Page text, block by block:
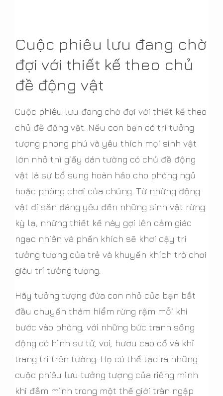
Cuộc phiêu lưu đang chờ
đợi với thiết kế theo chủ
đề động vật
Cuộc phiêu lưu đang chờ đợi với thiết kế theo
chủ đề động vật. Nếu con bạn có trí tưởng
tượng phong phú và yêu thích mọi sinh vật
lớn nhỏ thì giấy dán tường có chủ đề động
vật là sự bổ sung hoàn hảo cho phòng ngủ
hoặc phòng chơi của chúng. Từ những động
vật đi săn đáng yêu đến những sinh vật rừng
kỳ lạ, những thiết kế này gợi lên cảm giác
ngạc nhiên và phấn khích sẽ khơi dậy trí
tưởng tượng của trẻ và khuyến khích trò chơi
giàu trí tưởng tượng.
Hãy tưởng tượng đứa con nhỏ của bạn bắt
đầu chuyến thám hiểm rừng rậm mỗi khi
bước vào phòng, với những bức tranh sống
động có hình sư tử, voi, hươu cao cổ và khỉ
trang trí trên tường. Họ có thể tạo ra những
cuộc phiêu lưu tưởng tượng của riêng mình
khi đắm mình trong một thế giới tràn ngập